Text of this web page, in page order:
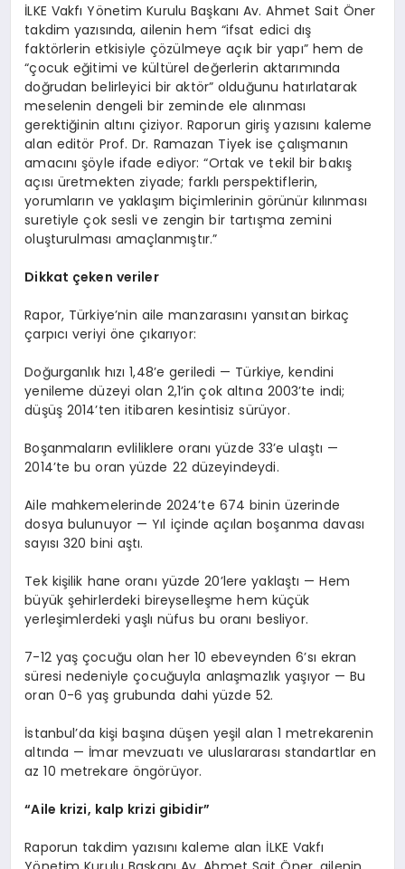
İLKE Vakfı Yönetim Kurulu Başkanı Av. Ahmet Sait Öner
takdim yazısında, ailenin hem “ifsat edici dış
faktörlerin etkisiyle çözülmeye açık bir yapı” hem de
“çocuk eğitimi ve kültürel değerlerin aktarımında
doğrudan belirleyici bir aktör” olduğunu hatırlatarak
meselenin dengeli bir zeminde ele alınması
gerektiğinin altını çiziyor. Raporun giriş yazısını kaleme
alan editör Prof. Dr. Ramazan Tiyek ise çalışmanın
amacını şöyle ifade ediyor: “Ortak ve tekil bir bakış
açısı üretmekten ziyade; farklı perspektiflerin,
yorumların ve yaklaşım biçimlerinin görünür kılınması
suretiyle çok sesli ve zengin bir tartışma zemini
oluşturulması amaçlanmıştır.”
Dikkat çeken veriler
Rapor, Türkiye’nin aile manzarasını yansıtan birkaç
çarpıcı veriyi öne çıkarıyor:
Doğurganlık hızı 1,48’e geriledi — Türkiye, kendini
yenileme düzeyi olan 2,1’in çok altına 2003’te indi;
düşüş 2014’ten itibaren kesintisiz sürüyor.
Boşanmaların evliliklere oranı yüzde 33’e ulaştı —
2014’te bu oran yüzde 22 düzeyindeydi.
Aile mahkemelerinde 2024’te 674 binin üzerinde
dosya bulunuyor — Yıl içinde açılan boşanma davası
sayısı 320 bini aştı.
Tek kişilik hane oranı yüzde 20’lere yaklaştı — Hem
büyük şehirlerdeki bireyselleşme hem küçük
yerleşimlerdeki yaşlı nüfus bu oranı besliyor.
7-12 yaş çocuğu olan her 10 ebeveynden 6’sı ekran
süresi nedeniyle çocuğuyla anlaşmazlık yaşıyor — Bu
oran 0-6 yaş grubunda dahi yüzde 52.
İstanbul’da kişi başına düşen yeşil alan 1 metrekarenin
altında — İmar mevzuatı ve uluslararası standartlar en
az 10 metrekare öngörüyor.
“Aile krizi, kalp krizi gibidir”
Raporun takdim yazısını kaleme alan İLKE Vakfı